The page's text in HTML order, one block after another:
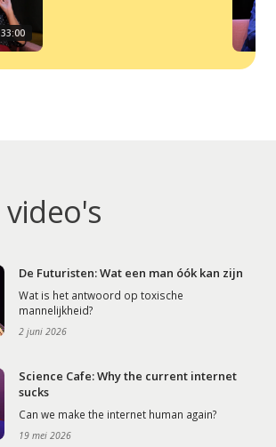
De Futuristen: Wat een man óók kan zijn
Wat is het antwoord op toxische
mannelijkheid?
2 juni 2026
Science Cafe: Why the current internet
sucks
Can we make the internet human again?
19 mei 2026